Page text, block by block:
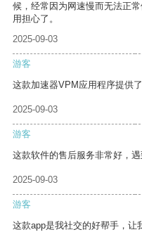
候，经常因为网速慢而无法正
用担心了。
2025-09-03
游客
这款加速器VPM应用程序提供
2025-09-03
游客
这款软件的售后服务非常好，遇
2025-09-03
游客
这款app是我社交的好帮手，让